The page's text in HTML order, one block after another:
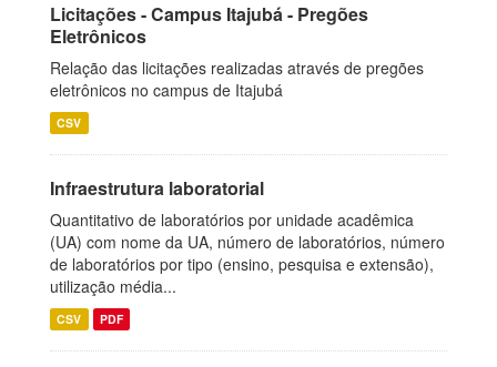
Licitações - Campus Itajubá - Pregões
Eletrônicos
Relação das licitações realizadas através de pregões
eletrônicos no campus de Itajubá
CSV
Infraestrutura laboratorial
Quantitativo de laboratórios por unidade acadêmica
(UA) com nome da UA, número de laboratórios, número
de laboratórios por tipo (ensino, pesquisa e extensão),
utilização média...
CSV PDF